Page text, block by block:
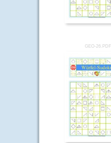
GEO-